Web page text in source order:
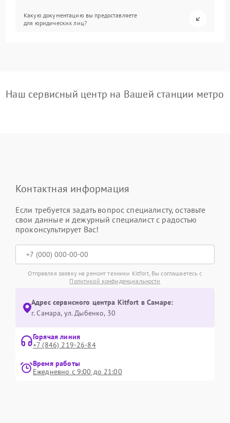
Какую документацию вы предоставляете
для юридических лиц?
Наш сервисный центр на Вашей станции метро
Контактная информация
Если требуется задать вопрос специалисту, оставьте
свои данные и дежурный специалист с радостью
проконсультирует Вас!
Отправляя заявку на ремонт техники Kitfort, Вы соглашаетесь с
Политикой конфиденциальности
Адрес сервисного центра Kitfort в Самаре:
г. Самара, ул. Дыбенко, 30
Горячая линия
+7 (846) 219-26-84
Время работы
Ежедневно с 9:00 до 21:00